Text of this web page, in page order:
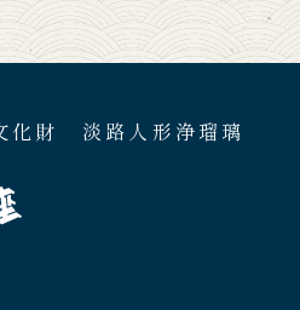
化財 淡路人形浄瑠璃